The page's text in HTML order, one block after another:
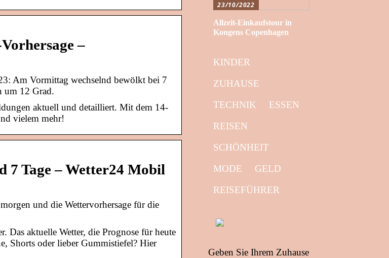
–
Am Vormittag wechselnd bewölkt bei 7
um 12 Grad.
aktuell und detailliert. Mit dem 14-
vielem mehr!
7 Tage – Wetter24 Mobil
und die Wettervorhersage für die
Das aktuelle Wetter, die Prognose für heute
Shorts oder lieber Gummistiefel? Hier
23/10/2022
Allzeit-Einkaufstour in
Kongens Copenhagen
KINDER
ZUHAUSE
TECHNIK
ESSEN
REISEN
SCHÖNHEIT
MODE
GELD
REISEFÜHRER
Geben Sie Ihrem Zuhause